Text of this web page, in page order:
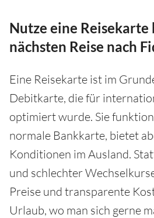
Nutze eine
nächsten Reise nach
Eine Reisekarte ist im
Debitkarte, die für
optimiert wurde. Sie
normale Bankkarte, bietet
Konditionen im Ausland.
und schlechter
Preise und transparente
Urlaub, wo man sich gerne